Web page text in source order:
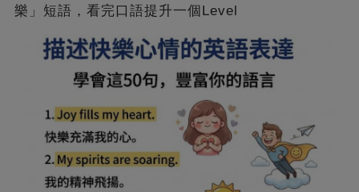
樂」短語，看完口語提升一個Level